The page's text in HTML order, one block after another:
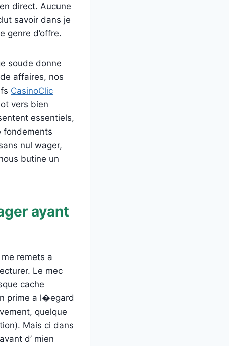
direct. Aucune
savoir dans je
genre d’offre.
soude donne
affaires, nos
CasinoClic
vers bien
essentiels,
fondements
nul wager,
butine un
ayant
remets a
Le mec
cache
prime a l�egard
quelque
Mais ci dans
d’ mien